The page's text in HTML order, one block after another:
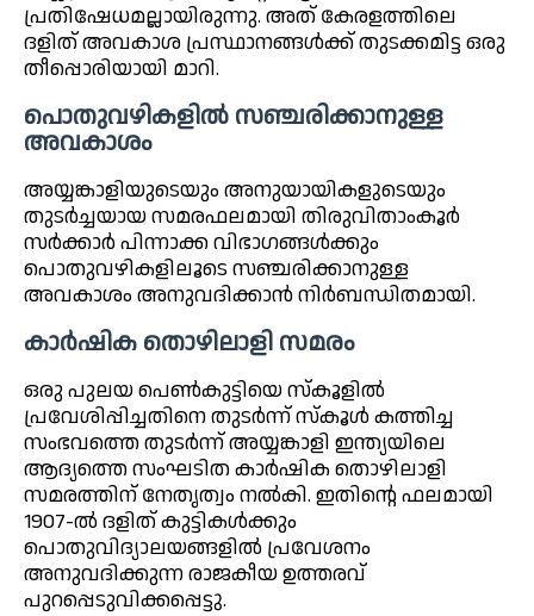
പ്രതിഷേധമല്ലായിരുന്നു. അത് കേരളത്തിലെ
ദളിത് അവകാശ പ്രസ്ഥാനങ്ങൾക്ക് തുടക്കമിട്ട ഒരു
തീപ്പൊരിയായി മാറി.
പൊതുവഴികളിൽ സഞ്ചരിക്കാനുള്ള
അവകാശം
അയ്യങ്കാളിയുടെയും അനുയായികളുടെയും
തുടർച്ചയായ സമരഫലമായി തിരുവിതാംകൂർ
സർക്കാർ പിന്നാക്ക വിഭാഗങ്ങൾക്കും
പൊതുവഴികളിലൂടെ സഞ്ചരിക്കാനുള്ള
അവകാശം അനുവദിക്കാൻ നിർബന്ധിതമായി.
കാർഷിക തൊഴിലാളി സമരം
ഒരു പുലയ പെൺകുട്ടിയെ സ്കൂളിൽ
പ്രവേശിപ്പിച്ചതിനെ തുടർന്ന് സ്കൂൾ കത്തിച്ച
സംഭവത്തെ തുടർന്ന് അയ്യങ്കാളി ഇന്ത്യയിലെ
ആദ്യത്തെ സംഘടിത കാർഷിക തൊഴിലാളി
സമരത്തിന് നേതൃത്വം നൽകി. ഇതിന്റെ ഫലമായി
1907-ൽ ദളിത് കുട്ടികൾക്കും
പൊതുവിദ്യാലയങ്ങളിൽ പ്രവേശനം
അനുവദിക്കുന്ന രാജകീയ ഉത്തരവ്
പുറപ്പെടുവിക്കപ്പെട്ടു.